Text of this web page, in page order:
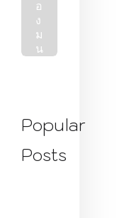
อ
ง
ม
น
า
ง
า
Popular
Posts